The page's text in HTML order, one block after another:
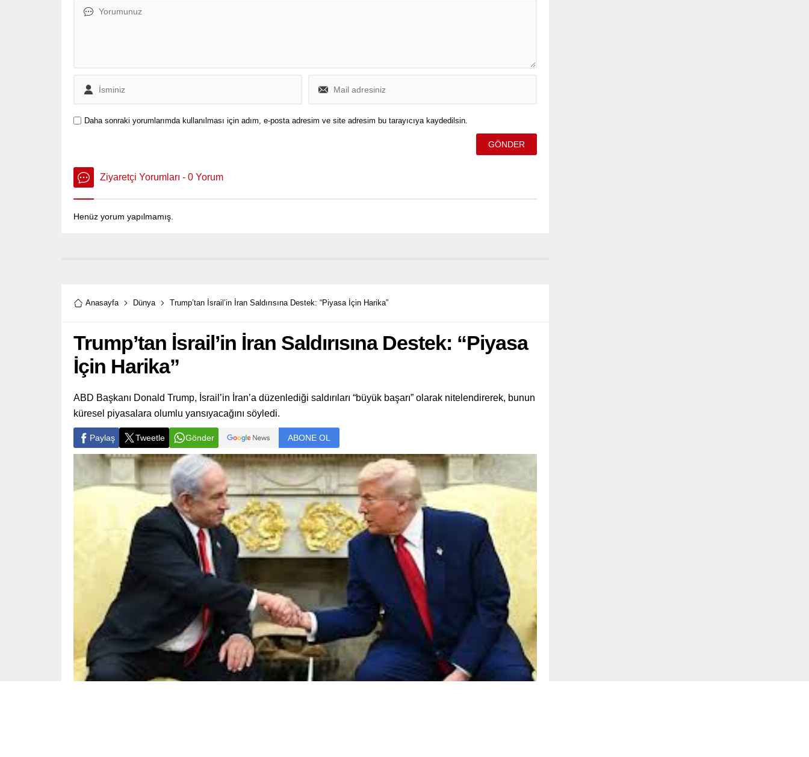
Daha sonraki yorumlarımda kullanılması için adım, e-posta adresim ve site adresim bu tarayıcıya kaydedilsin.
Ziyaretçi Yorumları - 0 Yorum
Henüz yorum yapılmamış.
Anasayfa Dünya Trump’tan İsrail’in İran Saldırısına Destek: “Piyasa İçin Harika”
Trump’tan İsrail’in İran Saldırısına Destek: “Piyasa
İçin Harika”
ABD Başkanı Donald Trump, İsrail’in İran’a düzenlediği saldırıları “büyük başarı” olarak nitelendirerek, bunun
küresel piyasalara olumlu yansıyacağını söyledi.
Paylaş Tweetle Gönder ABONE OL